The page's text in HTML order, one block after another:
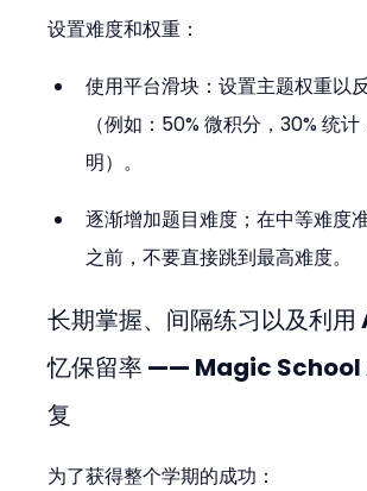
设置难度和权重：
使用平台滑块：设置主题权重以
（例如：50% 微积分，30% 统
明）。
逐渐增加题目难度；在中等难度
之前，不要直接跳到最高难度。
长期掌握、间隔练习以及利用
忆保留率 —— Magic School
复
为了获得整个学期的成功：